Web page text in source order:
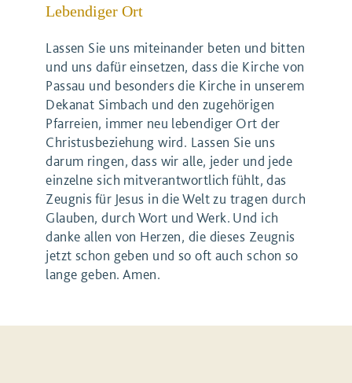
Lebendiger Ort
Lassen Sie uns miteinander beten und bitten
und uns dafür einsetzen, dass die Kirche von
Passau und besonders die Kirche in unserem
Dekanat Simbach und den zugehörigen
Pfarreien, immer neu lebendiger Ort der
Christusbeziehung wird. Lassen Sie uns
darum ringen, dass wir alle, jeder und jede
einzelne sich mitverantwortlich fühlt, das
Zeugnis für Jesus in die Welt zu tragen durch
Glauben, durch Wort und Werk. Und ich
danke allen von Herzen, die dieses Zeugnis
jetzt schon geben und so oft auch schon so
lange geben. Amen.